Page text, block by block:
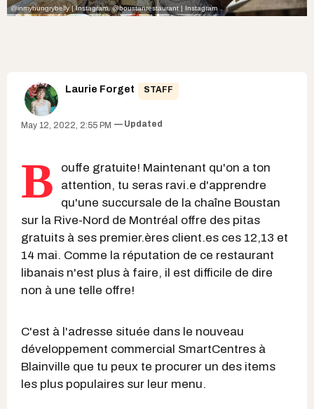
@inmyhungrybelly | Instagram,@boustanrestaurant | Instagram
Laurie Forget STAFF
May 12, 2022, 2:55 PM Updated
B
ouffe gratuite! Maintenant qu'on a ton
attention, tu seras ravi.e d'apprendre
qu'une succursale de la chaîne Boustan
sur la Rive-Nord de Montréal offre des pitas
gratuits à ses premier.ères client.es ces 12,13 et
14 mai. Comme la réputation de ce restaurant
libanais n'est plus à faire, il est difficile de dire
non à une telle offre!
C'est à l'adresse située dans le nouveau
développement commercial SmartCentres à
Blainville que tu peux te procurer un des items
les plus populaires sur leur menu.